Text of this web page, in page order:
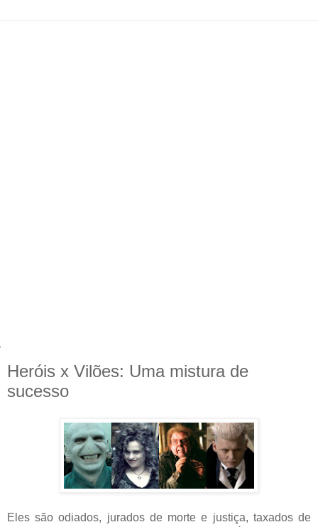
Heróis x Vilões: Uma mistura de
sucesso
Eles são odiados, jurados de morte e justiça, taxados de